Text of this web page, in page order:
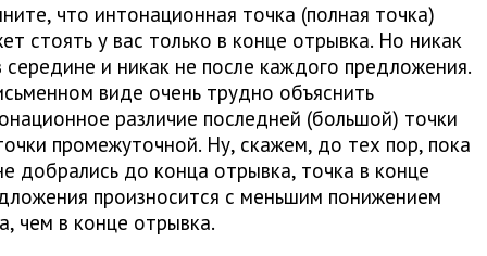
что интонационная точка (полная точка)
стоять у вас только в конце отрывка. Но никак
середине и никак не после каждого предложения.
виде очень трудно объяснить
различие последней (большой) точки
промежуточной. Ну, скажем, до тех пор, пока
добрались до конца отрывка, точка в конце
произносится с меньшим понижением
чем в конце отрывка.